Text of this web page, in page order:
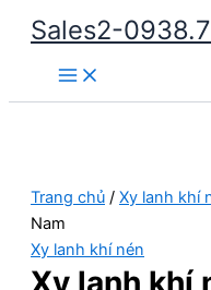
Nhảy
dung
Sales2-
Main
Menu
Trang chủ / Xy lanh khí
Nam
Xy lanh khí nén
Xy lanh khí